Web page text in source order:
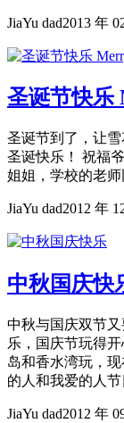
JiaYu dad2013 年
圣诞节快乐
圣诞节到了，让
圣诞快乐！ 祝福
姐姐，学校的老师
JiaYu dad2012 年
中秋国庆快
中秋与国庆双节
乐，国庆节玩得
岛和香水湾玩，
的人和我爱的人节
JiaYu dad2012 年